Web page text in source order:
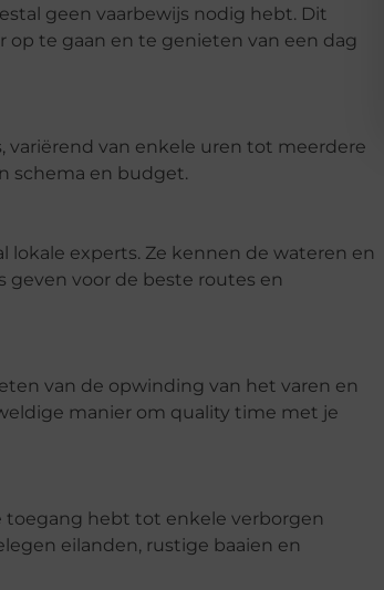
geen vaarbewijs nodig hebt. Dit
te gaan en te genieten van een dag
van enkele uren tot meerdere
schema en budget.
experts. Ze kennen de wateren en
geven voor de beste routes en
van de opwinding van het varen en
manier om quality time met je
toegang hebt tot enkele verborgen
eilanden, rustige baaien en